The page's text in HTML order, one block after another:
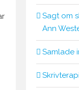
Sagt om
Ann
Samlade
Skrivterapi